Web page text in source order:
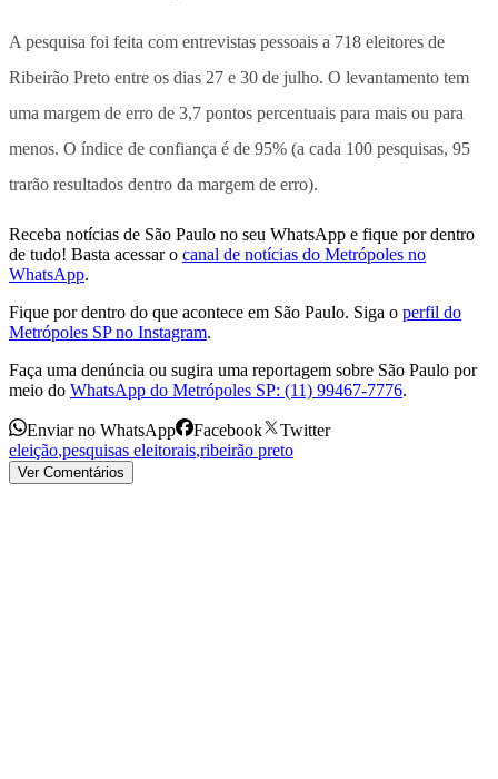
A pesquisa foi feita com entrevistas pessoais a 718 eleitores de
Ribeirão Preto entre os dias 27 e 30 de julho. O levantamento tem
uma margem de erro de 3,7 pontos percentuais para mais ou para
menos. O índice de confiança é de 95% (a cada 100 pesquisas, 95
trarão resultados dentro da margem de erro).
Receba notícias de São Paulo no seu WhatsApp e fique por dentro
de tudo! Basta acessar o canal de notícias do Metrópoles no
WhatsApp.
Fique por dentro do que acontece em São Paulo. Siga o perfil do
Metrópoles SP no Instagram.
Faça uma denúncia ou sugira uma reportagem sobre São Paulo por
meio do WhatsApp do Metrópoles SP: (11) 99467-7776.
Enviar no WhatsApp Facebook
Twitter
eleição,pesquisas eleitorais,ribeirão preto
Ver Comentários